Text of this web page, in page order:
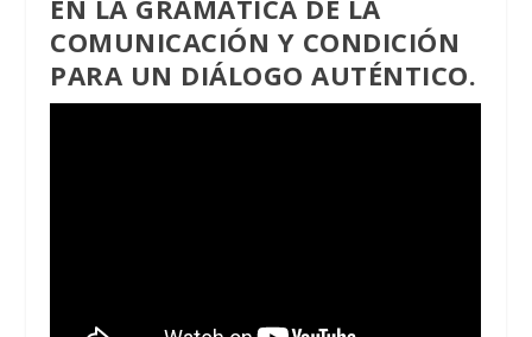
EN LA GRAMÁTICA DE LA
COMUNICACIÓN Y CONDICIÓN
PARA UN DIÁLOGO AUTÉNTICO.